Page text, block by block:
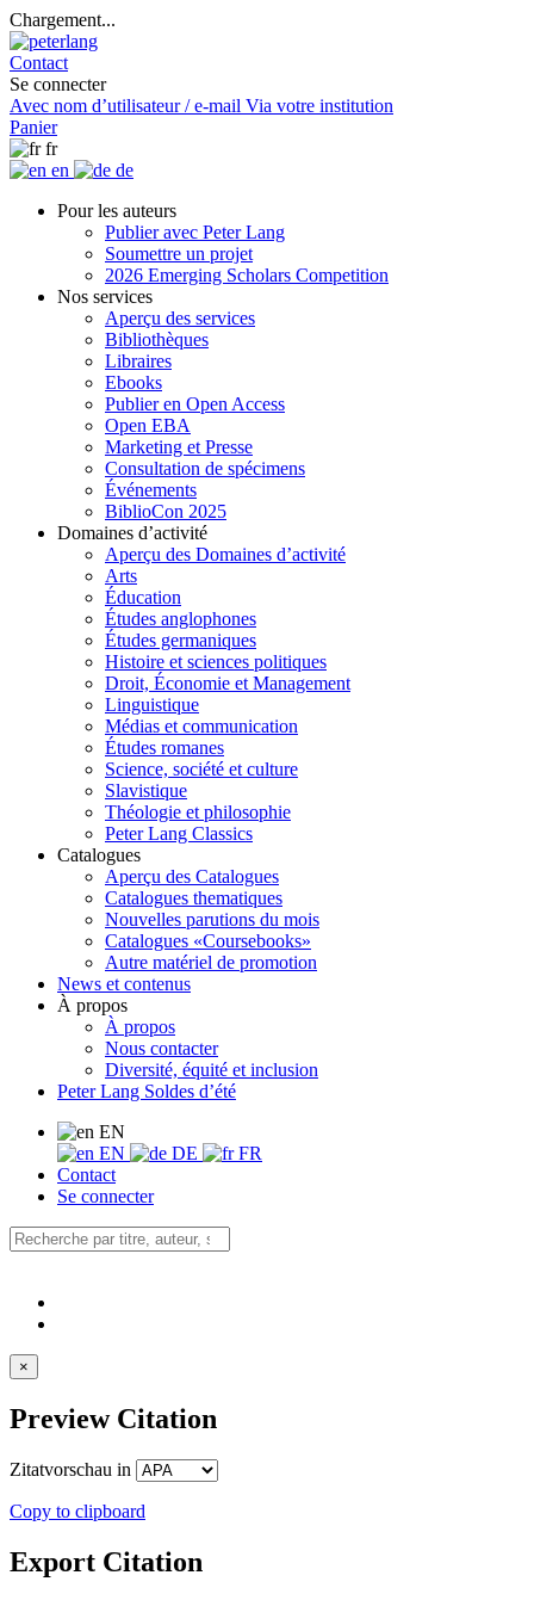
Chargement...
Contact
Se connecter
Avec nom d’utilisateur / e-mail Via votre institution
Panier
fr
en
de
Pour les auteurs
Publier avec Peter Lang
Soumettre un projet
2026 Emerging Scholars Competition
Nos services
Aperçu des services
Bibliothèques
Libraires
Ebooks
Publier en Open Access
Open EBA
Marketing et Presse
Consultation de spécimens
Événements
BiblioCon 2025
Domaines d’activité
Aperçu des Domaines d’activité
Arts
Éducation
Études anglophones
Études germaniques
Histoire et sciences politiques
Droit, Économie et Management
Linguistique
Médias et communication
Études romanes
Science, société et culture
Slavistique
Théologie et philosophie
Peter Lang Classics
Catalogues
Aperçu des Catalogues
Catalogues thematiques
Nouvelles parutions du mois
Catalogues «Coursebooks»
Autre matériel de promotion
News et contenus
À propos
À propos
Nous contacter
Diversité, équité et inclusion
Peter Lang Soldes d’été
EN
EN
DE
FR
Contact
Se connecter
Export Citation